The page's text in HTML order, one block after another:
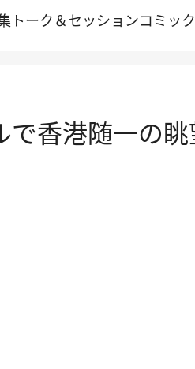
トーク＆セッションコミッ
香港随一の眺